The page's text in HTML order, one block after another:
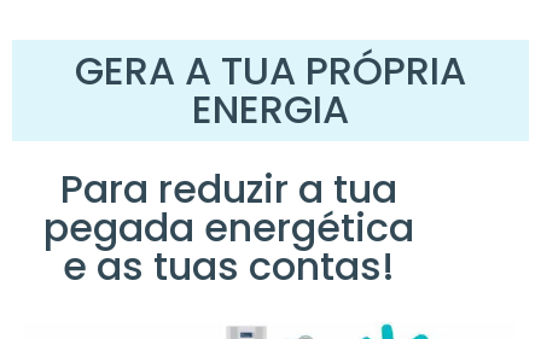
GERA A TUA PRÓPRIA
ENERGIA
Para reduzir a tua
pegada energética
e as tuas contas!